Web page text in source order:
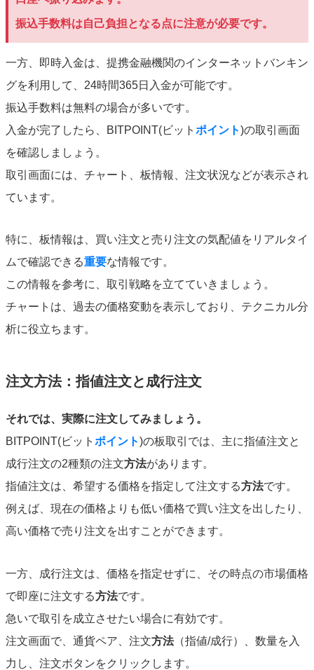
振込手数料は自己負担となる点に注意が必要です。
一方、即時入金は、提携金融機関のインターネットバンキン
グを利用して、24時間365日入金が可能です。
振込手数料は無料の場合が多いです。
入金が完了したら、BITPOINT(ビット ポイント)の取引画面
を確認しましょう。
取引画面には、チャート、板情報、注文状況などが表示され
ています。
特に、板情報は、買い注文と売り注文の気配値をリアルタイ
ムで確認できる重要な情報です。
この情報を参考に、取引戦略を立てていきましょう。
チャートは、過去の価格変動を表示しており、テクニカル分
析に役立ちます。
注文方法：指値注文と成行注文
それでは、実際に注文してみましょう。
BITPOINT(ビット ポイント)の板取引では、主に指値注文と
成行注文の2種類の注文方法があります。
指値注文は、希望する価格を指定して注文する方法です。
例えば、現在の価格よりも低い価格で買い注文を出したり、
高い価格で売り注文を出すことができます。
一方、成行注文は、価格を指定せずに、その時点の市場価格
で即座に注文する方法です。
急いで取引を成立させたい場合に有効です。
注文画面で、通貨ペア、注文方法（指値/成行）、数量を入
力し、注文ボタンをクリックします。